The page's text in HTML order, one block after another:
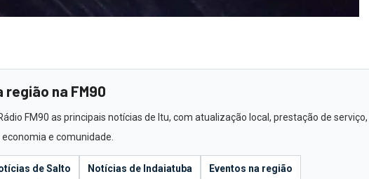
na FM90
FM90 as principais notícias de Itu, com atualização local, prestação de serviço,
e comunidade.
de Salto Notícias de Indaiatuba Eventos na região